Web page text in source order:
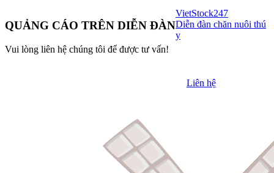
QUẢNG CÁO TRÊN DIỄN ĐÀN
Vui lòng liên hệ chúng tôi để được tư vấn!
Liên hệ
VietStock247
Diễn đàn chăn nuôi thú
y